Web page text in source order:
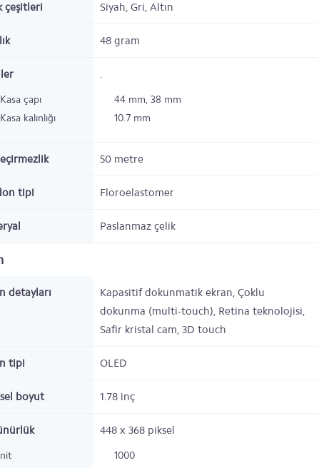
çeşitleri Siyah, Gri, Altın
48 gram
.
Kasa çapı 44 mm, 38 mm
Kasa kalınlığı
10.7 mm
50 metre
tipi Floroelastomer
Paslanmaz çelik
detayları
Kapasitif dokunmatik ekran, Çoklu
dokunma (multi-touch), Retina teknolojisi,
Safir kristal cam, 3D touch
tipi OLED
boyut 1.78 inç
448 x 368 piksel
nit 1000